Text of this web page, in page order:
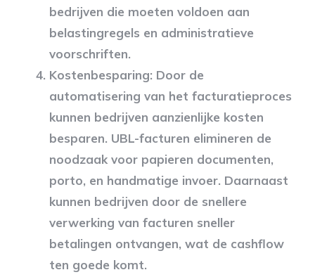
bedrijven die moeten voldoen aan
belastingregels en administratieve
voorschriften.
Kostenbesparing: Door de
automatisering van het facturatieproces
kunnen bedrijven aanzienlijke kosten
besparen. UBL-facturen elimineren de
noodzaak voor papieren documenten,
porto, en handmatige invoer. Daarnaast
kunnen bedrijven door de snellere
verwerking van facturen sneller
betalingen ontvangen, wat de cashflow
ten goede komt.